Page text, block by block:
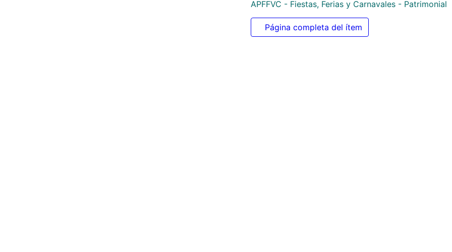
Colecciones
APFFVC - Fiestas, Ferias y Carnavales - Patrimonial